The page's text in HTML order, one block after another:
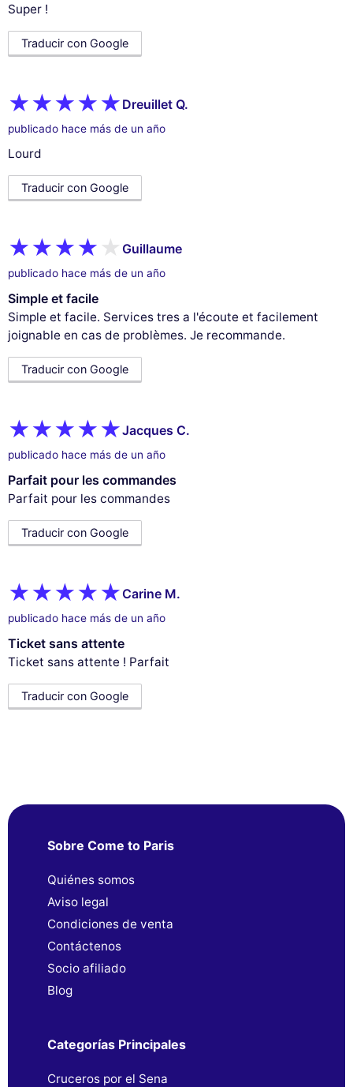
Super !
Traducir con Google
Dreuillet Q.
publicado hace más de un año
Lourd
Traducir con Google
Guillaume
publicado hace más de un año
Simple et facile
Simple et facile. Services tres a l'écoute et facilement
joignable en cas de problèmes. Je recommande.
Traducir con Google
Jacques C.
publicado hace más de un año
Parfait pour les commandes
Parfait pour les commandes
Traducir con Google
Carine M.
publicado hace más de un año
Ticket sans attente
Ticket sans attente ! Parfait
Traducir con Google
Sobre Come to Paris
Quiénes somos
Aviso legal
Condiciones de venta
Contáctenos
Socio afiliado
Blog
Categorías Principales
Cruceros por el Sena